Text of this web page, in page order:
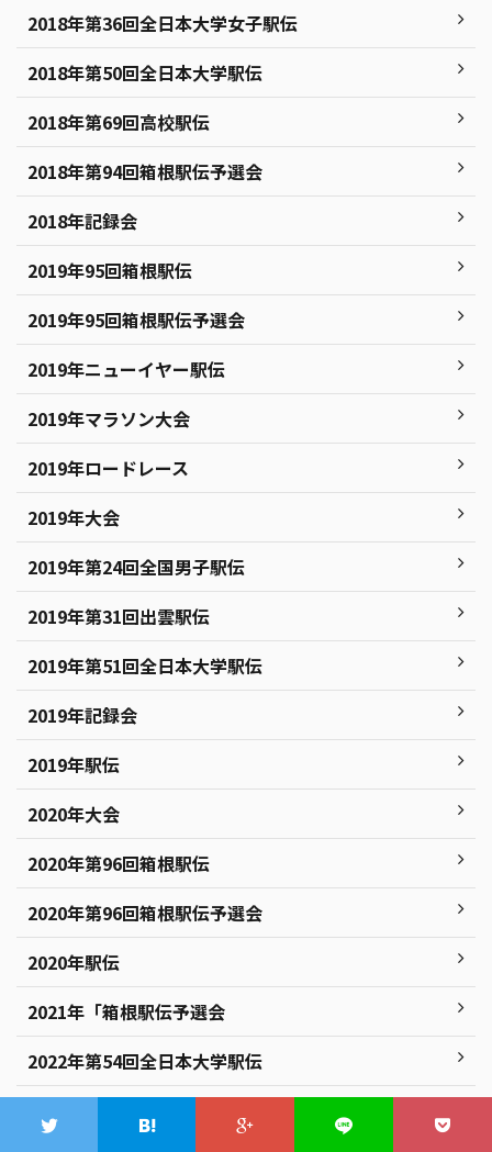
2018年第36回全日本大学女子駅伝
2018年第50回全日本大学駅伝
2018年第69回高校駅伝
2018年第94回箱根駅伝予選会
2018年記録会
2019年95回箱根駅伝
2019年95回箱根駅伝予選会
2019年ニューイヤー駅伝
2019年マラソン大会
2019年ロードレース
2019年大会
2019年第24回全国男子駅伝
2019年第31回出雲駅伝
2019年第51回全日本大学駅伝
2019年記録会
2019年駅伝
2020年大会
2020年第96回箱根駅伝
2020年第96回箱根駅伝予選会
2020年駅伝
2021年「箱根駅伝予選会
2022年第54回全日本大学駅伝